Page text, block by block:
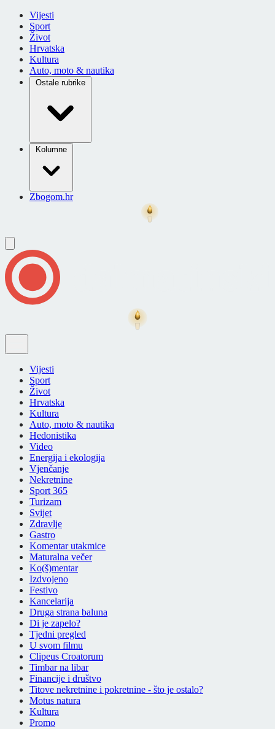
Vijesti
Sport
Život
Hrvatska
Kultura
Auto, moto & nautika
Ostale rubrike
Kolumne
Zbogom.hr
Vijesti
Sport
Život
Hrvatska
Kultura
Auto, moto & nautika
Hedonistika
Video
Energija i ekologija
Vjenčanje
Nekretnine
Sport 365
Turizam
Svijet
Zdravlje
Gastro
Komentar utakmice
Maturalna večer
Ko(š)mentar
Izdvojeno
Festivo
Kancelarija
Druga strana baluna
Di je zapelo?
Tjedni pregled
U svom filmu
Clipeus Croatorum
Timbar na libar
Financije i društvo
Titove nekretnine i pokretnine - što je ostalo?
Motus natura
Kultura
Promo